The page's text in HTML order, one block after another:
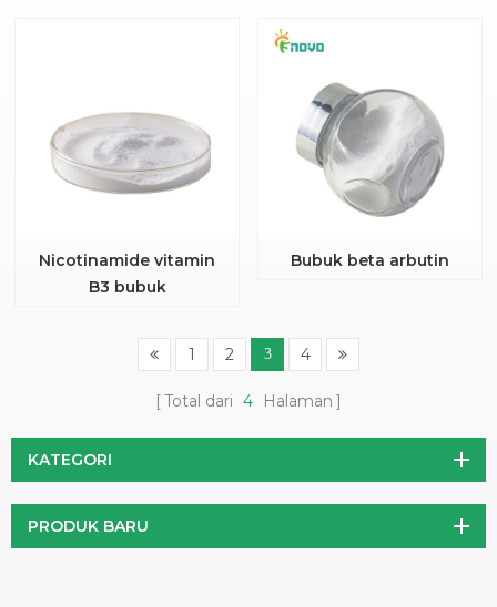
Nicotinamide vitamin
B3 bubuk
Bubuk beta arbutin
1 2 3 4
Total dari 4 Halaman
KATEGORI
PRODUK BARU